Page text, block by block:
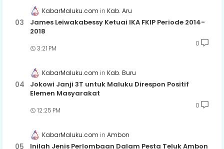
KabarMaluku.com Kab. Aru
James Leiwakabessy Ketuai IKA FKIP Periode 2014-
2018
3:21 PM
0
KabarMaluku.com Kab. Buru
Jokowi Janji 3T untuk Maluku Direspon Positif
Elemen Masyarakat
12:25 PM
0
KabarMaluku.com Ambon
Inilah Jenis Perlombaan Dalam Pesta Teluk Ambon